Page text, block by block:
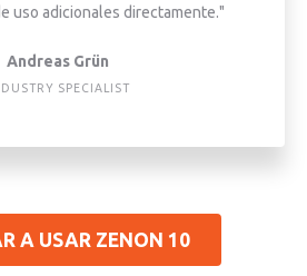
uso adicionales directamente."
Andreas Grün
SPECIALIST
A USAR ZENON 10